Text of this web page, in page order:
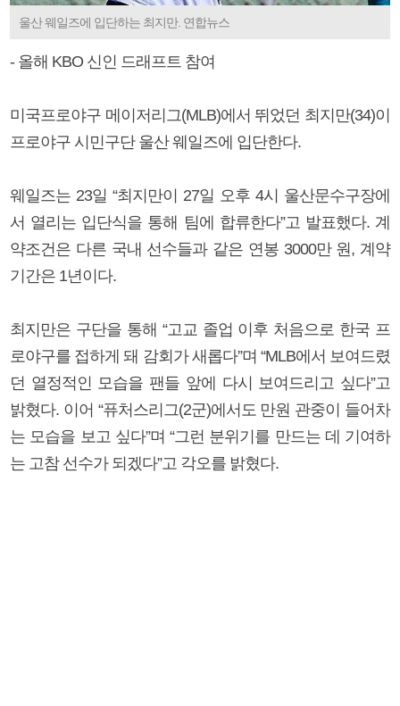
울산 웨일즈에 입단하는 최지만. 연합뉴스
- 올해 KBO 신인 드래프트 참여
미국프로야구 메이저리그(MLB)에서 뛰었던 최지만(34)이
프로야구 시민구단 울산 웨일즈에 입단한다.
웨일즈는 23일 “최지만이 27일 오후 4시 울산문수구장에
서 열리는 입단식을 통해 팀에 합류한다”고 발표했다. 계
약조건은 다른 국내 선수들과 같은 연봉 3000만 원, 계약
기간은 1년이다.
최지만은 구단을 통해 “고교 졸업 이후 처음으로 한국 프
로야구를 접하게 돼 감회가 새롭다”며 “MLB에서 보여드렸
던 열정적인 모습을 팬들 앞에 다시 보여드리고 싶다”고
밝혔다. 이어 “퓨처스리그(2군)에서도 만원 관중이 들어차
는 모습을 보고 싶다”며 “그런 분위기를 만드는 데 기여하
는 고참 선수가 되겠다”고 각오를 밝혔다.